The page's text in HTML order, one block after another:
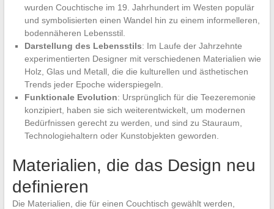
wurden Couchtische im 19. Jahrhundert im Westen populär
und symbolisierten einen Wandel hin zu einem informelleren,
bodennäheren Lebensstil.
Darstellung des Lebensstils: Im Laufe der Jahrzehnte
experimentierten Designer mit verschiedenen Materialien wie
Holz, Glas und Metall, die die kulturellen und ästhetischen
Trends jeder Epoche widerspiegeln.
Funktionale Evolution: Ursprünglich für die Teezeremonie
konzipiert, haben sie sich weiterentwickelt, um modernen
Bedürfnissen gerecht zu werden, und sind zu Stauraum,
Technologiehaltern oder Kunstobjekten geworden.
Materialien, die das Design neu
definieren
Die Materialien, die für einen Couchtisch gewählt werden,